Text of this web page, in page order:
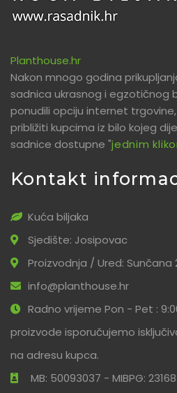
Planthouse.hr
Nakon mnogo godina
sadnica ukrasnog i egzotičnog
ponudili opciju internet trgovine,
približiti kupcima iz bilo kojeg
sadnice dostupne "jednim
Kontakt
Kuća biljaka
Sjedište: Josipovac
Proizvodnja / Ured: Sunčana
info@planthouse.hr
Radno vrijeme Pon - Pet :
proizvode isporučujemo
na adresu kupca.
MB: 50093037 - MIBPG: